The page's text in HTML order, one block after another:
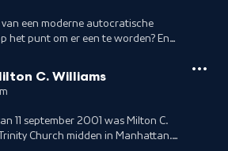
een moderne autocratische
het punt om er een te worden? En
signaleert dat autocratieën
delen en samenwerken om
Ze schreef daarover het boek
sprak haar deze week in
C. Williams
11 september 2001 was Milton C.
Church midden in Manhattan.